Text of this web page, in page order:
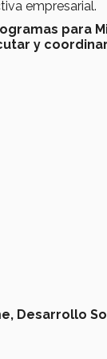
empresarial.
para
y coordinar
Desarrollo